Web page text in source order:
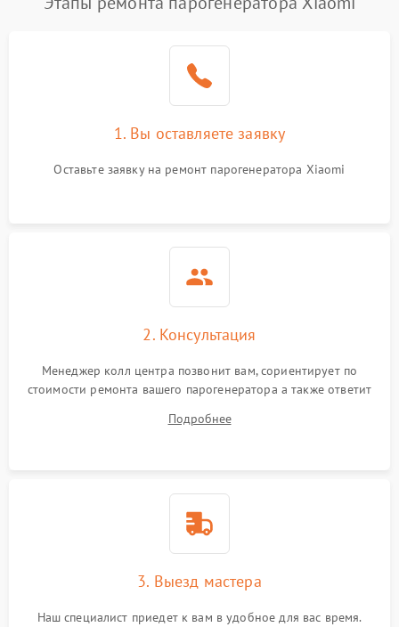
1. Вы оставляете заявку
Оставьте заявку на ремонт парогенератора Xiaomi
2. Консультация
Менеджер колл центра позвонит вам, сориентирует по
стоимости ремонта вашего парогенератора а также ответит
Подробнее
3. Выезд мастера
Наш специалист приедет к вам в удобное для вас время.